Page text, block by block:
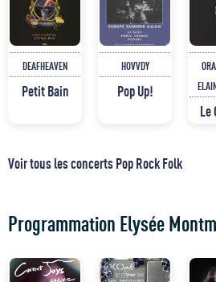
DEAFHEAVEN
Petit Bain
HOVVDY
Pop Up!
Le
Voir tous les concerts Pop Rock Folk
Programmation Elysée